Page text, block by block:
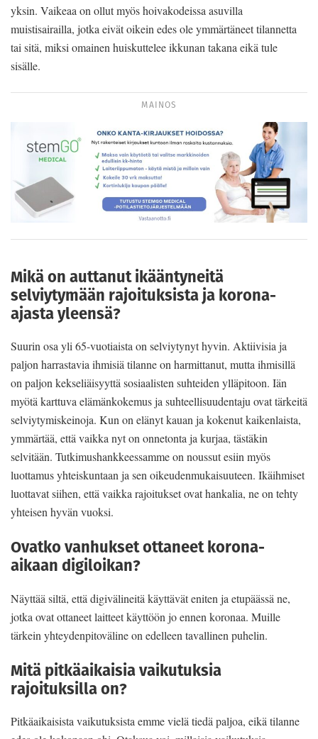
yksin. Vaikeaa on ollut myös hoivakodeissa asuvilla
muistisairailla, jotka eivät oikein edes ole ymmärtäneet tilannetta
tai sitä, miksi omainen huiskuttelee ikkunan takana eikä tule
sisälle.
MAINOS
Mikä on auttanut ikääntyneitä
selviytymään rajoituksista ja korona-
ajasta yleensä?
Suurin osa yli 65-vuotiaista on selviytynyt hyvin. Aktiivisia ja
paljon harrastavia ihmisiä tilanne on harmittanut, mutta ihmisillä
on paljon kekseliäisyyttä sosiaalisten suhteiden ylläpitoon. Iän
myötä karttuva elämänkokemus ja suhteellisuudentaju ovat tärkeitä
selviytymiskeinoja. Kun on elänyt kauan ja kokenut kaikenlaista,
ymmärtää, että vaikka nyt on onnetonta ja kurjaa, tästäkin
selvitään. Tutkimushankkeessamme on noussut esiin myös
luottamus yhteiskuntaan ja sen oikeudenmukaisuuteen. Ikäihmiset
luottavat siihen, että vaikka rajoitukset ovat hankalia, ne on tehty
yhteisen hyvän vuoksi.
Ovatko vanhukset ottaneet korona-
aikaan digiloikan?
Näyttää siltä, että digivälineitä käyttävät eniten ja etupäässä ne,
jotka ovat ottaneet laitteet käyttöön jo ennen koronaa. Muille
tärkein yhteydenpitoväline on edelleen tavallinen puhelin.
Mitä pitkäaikaisia vaikutuksia
rajoituksilla on?
Pitkäaikaisista vaikutuksista emme vielä tiedä paljoa, eikä tilanne